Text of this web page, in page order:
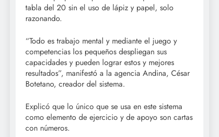
tabla del 20 sin el uso de lápiz y papel, solo
razonando.
“Todo es trabajo mental y mediante el juego y
competencias los pequeños despliegan sus
capacidades y pueden lograr estos y mejores
resultados”, manifestó a la agencia Andina, César
Botetano, creador del sistema.
Explicó que lo único que se usa en este sistema
como elemento de ejercicio y de apoyo son cartas
con números.